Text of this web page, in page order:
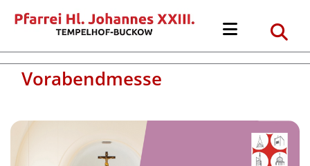
Vorabendmesse